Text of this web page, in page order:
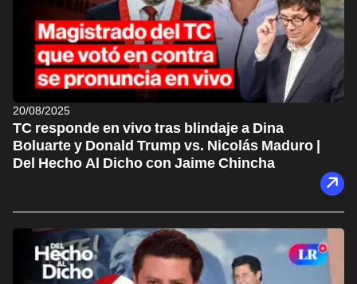
20/08/2025
TC responde en vivo tras blindaje a Dina
Boluarte y Donald Trump vs. Nicolás Maduro |
Del Hecho Al Dicho con Jaime Chincha